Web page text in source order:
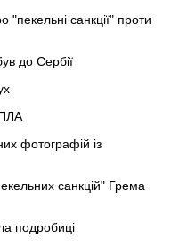
санкції" проти
до Сербії
фотографій із
санкцій" Грема
подробиці